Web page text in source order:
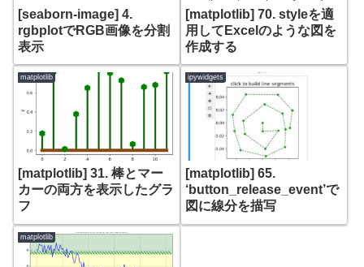
[seaborn-image] 4.
rgbplotでRGB画像を分割
表示
[matplotlib] 70. styleを適
用してExcelのような図を
作成する
matplotlib
[matplotlib] 31. 棒とマー
カーの両方を表示したグラ
フ
ipywidgets
[matplotlib] 65.
‘button_release_event’で
図に線分を描写
matplotlib